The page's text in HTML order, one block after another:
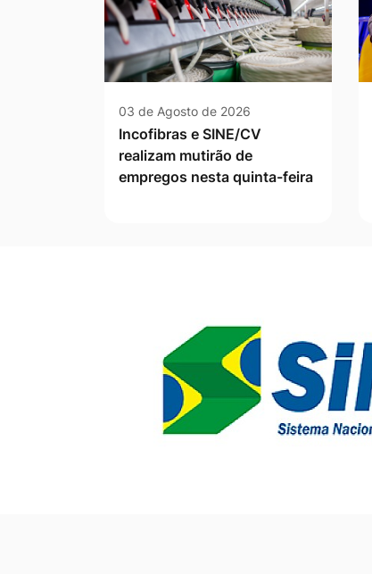
03 de Agosto de 2026
Incofibras e SINE/CV
realizam mutirão de
empregos nesta quinta-feira